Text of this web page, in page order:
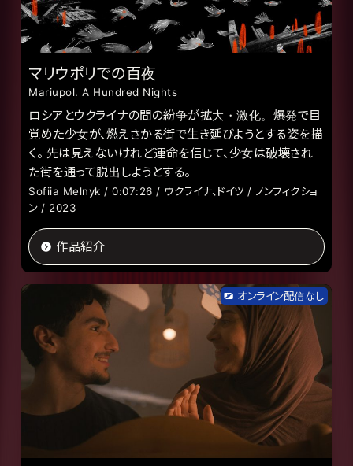
マリウポリでの百夜
Mariupol. A Hundred Nights
ロシアとウクライナの間の紛争が拡大・激化。爆発で目
覚めた少女が、燃えさかる街で生き延びようとする姿を描
く。 先は見えないけれど運命を信じて、少女は破壊され
た街を通って脱出しようとする。
Sofiia Melnyk / 0:07:26 / ウクライナ、ドイツ / ノンフィクショ
ン / 2023
作品紹介
オンライン配信なし